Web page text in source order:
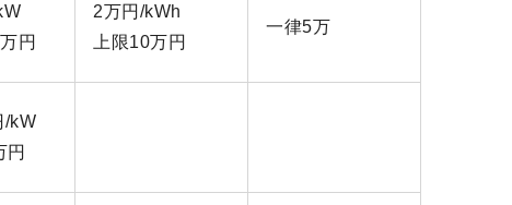
円
2万円/kWh
上限10万円
一律5万
/kW
円